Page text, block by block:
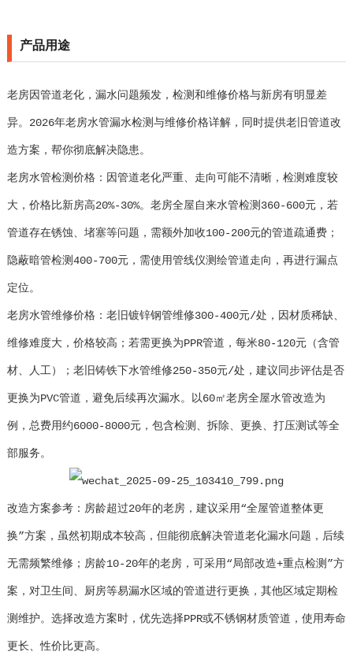
产品用途
老房因管道老化，漏水问题频发，检测和维修价格与新房有明显差
异。2026年老房水管漏水检测与维修价格详解，同时提供老旧管道改
造方案，帮你彻底解决隐患。
老房水管检测价格：因管道老化严重、走向可能不清晰，检测难度较
大，价格比新房高20%-30%。老房全屋自来水管检测360-600元，若
管道存在锈蚀、堵塞等问题，需额外加收100-200元的管道疏通费；
隐蔽暗管检测400-700元，需使用管线仪测绘管道走向，再进行漏点
定位。
老房水管维修价格：老旧镀锌钢管维修300-400元/处，因材质稀缺、
维修难度大，价格较高；若需更换为PPR管道，每米80-120元（含管
材、人工）；老旧铸铁下水管维修250-350元/处，建议同步评估是否
更换为PVC管道，避免后续再次漏水。以60㎡老房全屋水管改造为
例，总费用约6000-8000元，包含检测、拆除、更换、打压测试等全
部服务。
改造方案参考：房龄超过20年的老房，建议采用“全屋管道整体更
换”方案，虽然初期成本较高，但能彻底解决管道老化漏水问题，后续
无需频繁维修；房龄10-20年的老房，可采用“局部改造+重点检测”方
案，对卫生间、厨房等易漏水区域的管道进行更换，其他区域定期检
测维护。选择改造方案时，优先选择PPR或不锈钢材质管道，使用寿命
更长、性价比更高。